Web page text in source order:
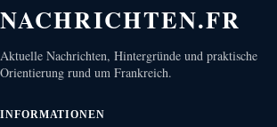
NACHRICHTEN.FR
Aktuelle Nachrichten, Hintergründe und praktische
Orientierung rund um Frankreich.
INFORMATIONEN